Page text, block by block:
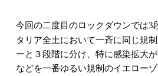
今回の二度目のロックダウンでは3
タリア全土において一斉に同じ規
ーと３段階に分け、特に感染拡大
などを一番ゆるい規制のイエロー